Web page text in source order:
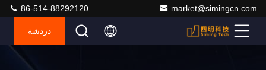
market@simingcn.com
86-514-88292120
دردشة